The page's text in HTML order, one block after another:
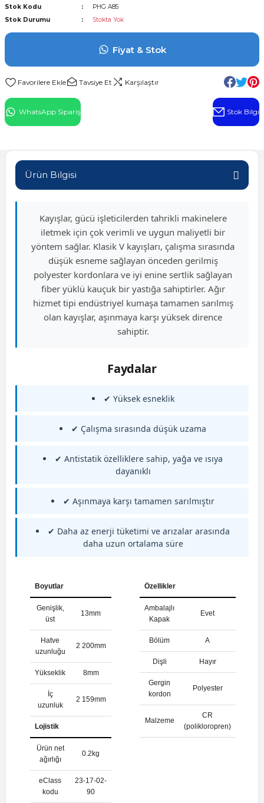
Rulman
Stok Kodu
PHG A85
Stok Durumu
Stokta Yok
Fiyat & Stok
Tavsiye Et Karşılaştır
WhatsApp Sipariş Stok Bilgi
Ürün Bilgisi
Kayışlar, gücü işleticilerden tahrikli makinelere
iletmek için çok verimli ve uygun maliyetli bir
yöntem sağlar. Klasik V kayışları, çalışma sırasında
düşük esneme sağlayan önceden gerilmiş
polyester kordonlara ve iyi enine sertlik sağlayan
fiber yüklü kauçuk bir yastığa sahiptirler. Ağır
hizmet tipi endüstriyel kumaşa tamamen sarılmış
olan kayışlar, aşınmaya karşı yüksek dirence
sahiptir.
Faydalar
✔ Yüksek esneklik
✔ Çalışma sırasında düşük uzama
✔ Antistatik özelliklere sahip, yağa ve ısıya
dayanıklı
✔ Aşınmaya karşı tamamen sarılmıştır
✔ Daha az enerji tüketimi ve arızalar arasında
daha uzun ortalama süre
Boyutlar
Genişlik,
üst
13mm
Hatve
uzunluğu
2 200mm
Yükseklik 8mm
İç
uzunluk
2 159mm
Lojistik
Ürün net
ağırlığı
0.2kg
eClass
kodu
23-17-02-
90
Özellikler
Ambalajlı
Kapak
Evet
Bölüm A
Dişli Hayır
Gergin
kordon
Polyester
Malzeme
CR
(polikloropren)